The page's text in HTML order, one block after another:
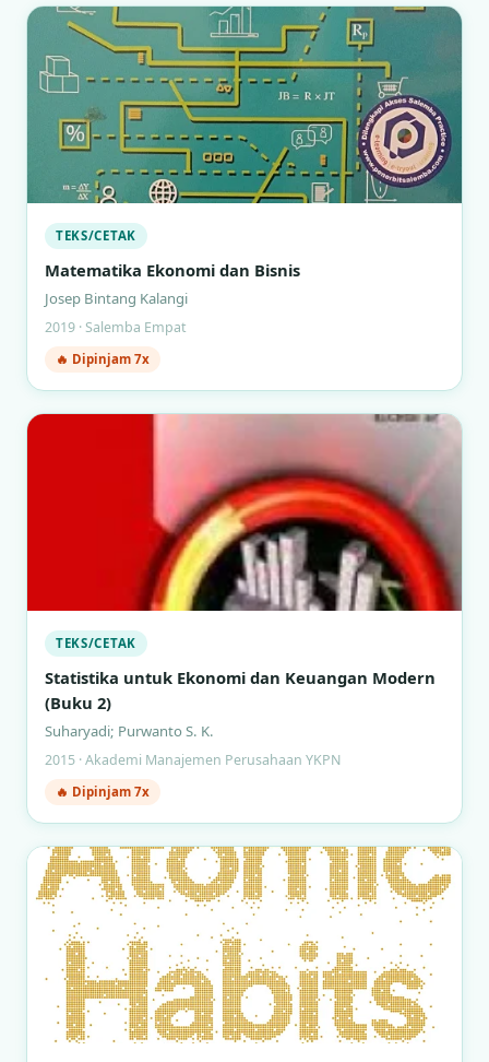
TEKS/CETAK
Matematika Ekonomi dan Bisnis
Josep Bintang Kalangi
2019 · Salemba Empat
🔥 Dipinjam 7x
TEKS/CETAK
Statistika untuk Ekonomi dan Keuangan Modern
(Buku 2)
Suharyadi; Purwanto S. K.
2015 · Akademi Manajemen Perusahaan YKPN
🔥 Dipinjam 7x